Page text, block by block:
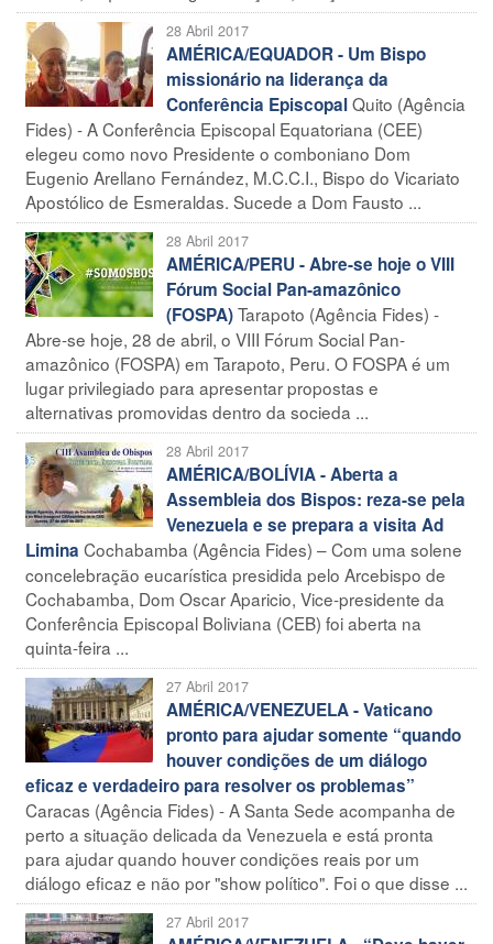
28 Abril 2017
AMÉRICA/EQUADOR - Um Bispo
missionário na liderança da
Conferência EpiscopalQuito (Agência
Fides) - A Conferência Episcopal Equatoriana (CEE)
elegeu como novo Presidente o comboniano Dom
Eugenio Arellano Fernández, M.C.C.I., Bispo do Vicariato
Apostólico de Esmeraldas. Sucede a Dom Fausto ...
28 Abril 2017
AMÉRICA/PERU - Abre-se hoje o VIII
Fórum Social Pan-amazônico
(FOSPA)Tarapoto (Agência Fides) -
Abre-se hoje, 28 de abril, o VIII Fórum Social Pan-
amazônico (FOSPA) em Tarapoto, Peru. O FOSPA é um
lugar privilegiado para apresentar propostas e
alternativas promovidas dentro da socieda ...
28 Abril 2017
AMÉRICA/BOLÍVIA - Aberta a
Assembleia dos Bispos: reza-se pela
Venezuela e se prepara a visita Ad
Limina Cochabamba (Agência Fides) – Com uma solene
concelebração eucarística presidida pelo Arcebispo de
Cochabamba, Dom Oscar Aparicio, Vice-presidente da
Conferência Episcopal Boliviana (CEB) foi aberta na
quinta-feira ...
27 Abril 2017
AMÉRICA/VENEZUELA - Vaticano
pronto para ajudar somente “quando
houver condições de um diálogo
eficaz e verdadeiro para resolver os problemas”
Caracas (Agência Fides) - A Santa Sede acompanha de
perto a situação delicada da Venezuela e está pronta
para ajudar quando houver condições reais por um
diálogo eficaz e não por "show político". Foi o que disse ...
27 Abril 2017